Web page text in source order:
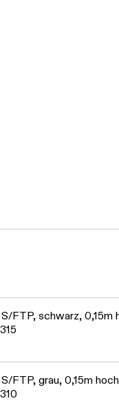
FTP, schwarz, 0,15m
FTP, grau, 0,15m